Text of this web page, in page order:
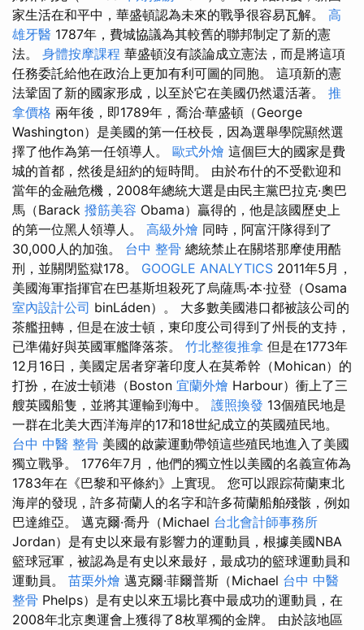
家生活在和平中，華盛頓認為未來的戰爭很容易瓦解。 高
雄牙醫 1787年，費城協議為其較舊的聯邦制定了新的憲
法。 身體按摩課程 華盛頓沒有談論成立憲法，而是將這項
任務委託給他在政治上更加有利可圖的同胞。 這項新的憲
法鞏固了新的國家形成，以至於它在美國仍然還活著。 推
拿價格 兩年後，即1789年，喬治·華盛頓（George
Washington）是美國的第一任校長，因為選舉學院顯然選
擇了他作為第一任領導人。 歐式外燴 這個巨大的國家是費
城的首都，然後是紐約的短時間。 由於布什的不受歡迎和
當年的金融危機，2008年總統大選是由民主黨巴拉克·奧巴
馬（Barack 撥筋美容 Obama）贏得的，他是該國歷史上
的第一位黑人領導人。 高級外燴 同時，阿富汗隊得到了
30,000人的加強。 台中 整骨 總統禁止在關塔那摩使用酷
刑，並關閉監獄178。 GOOGLE ANALYTICS 2011年5月，
美國海軍指揮官在巴基斯坦殺死了烏薩馬·本·拉登（Osama
室內設計公司 binLáden）。 大多數美國港口都被該公司的
茶艦扭轉，但是在波士頓，東印度公司得到了州長的支持，
已準備好與英國軍艦降落茶。 竹北整復推拿 但是在1773年
12月16日，美國定居者穿著印度人在莫希幹（Mohican）的
打扮，在波士頓港（Boston 宜蘭外燴 Harbour）衝上了三
艘英國船隻，並將其運輸到海中。 護照換發 13個殖民地是
一群在北美大西洋海岸的17和18世紀成立的英國殖民地。
台中 中醫 整骨 美國的啟蒙運動帶領這些殖民地進入了美國
獨立戰爭。 1776年7月，他們的獨立性以美國的名義宣佈為
1783年在《巴黎和平條約》上實現。 您可以跟踪荷蘭東北
海岸的發現，許多荷蘭人的名字和許多荷蘭船舶殘骸，例如
巴達維亞。 邁克爾·喬丹（Michael 台北會計師事務所
Jordan）是有史以來最有影響力的運動員，根據美國NBA
籃球冠軍，被認為是有史以來最好，最成功的籃球運動員和
運動員。 苗栗外燴 邁克爾·菲爾普斯（Michael 台中 中醫
整骨 Phelps）是有史以來五場比賽中最成功的運動員，在
2008年北京奧運會上獲得了8枚單獨的金牌。 由於該地區